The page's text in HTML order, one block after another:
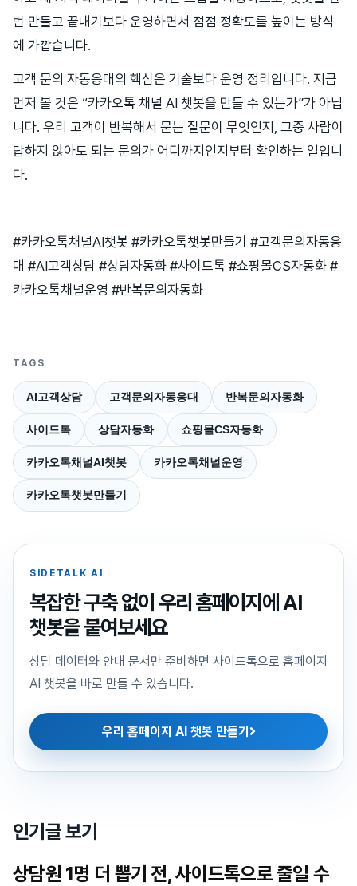
번 만들고 끝내기보다 운영하면서 점점 정확도를 높이는 방식
에 가깝습니다.
고객 문의 자동응대의 핵심은 기술보다 운영 정리입니다. 지금
먼저 볼 것은 “카카오톡 채널 AI 챗봇을 만들 수 있는가”가 아닙
니다. 우리 고객이 반복해서 묻는 질문이 무엇인지, 그중 사람이
답하지 않아도 되는 문의가 어디까지인지부터 확인하는 일입니
다.
#카카오톡채널AI챗봇 #카카오톡챗봇만들기 #고객문의자동응
대 #AI고객상담 #상담자동화 #사이드톡 #쇼핑몰CS자동화 #
카카오톡채널운영 #반복문의자동화
TAGS
AI고객상담 고객문의자동응대 반복문의자동화
사이드톡 상담자동화 쇼핑몰CS자동화
카카오톡채널AI챗봇 카카오톡채널운영
카카오톡챗봇만들기
SIDETALK AI
복잡한 구축 없이 우리 홈페이지에 AI
챗봇을 붙여보세요
상담 데이터와 안내 문서만 준비하면 사이드톡으로 홈페이지
AI 챗봇을 바로 만들 수 있습니다.
우리 홈페이지 AI 챗봇 만들기
인기글 보기
상담원 1명 더 뽑기 전, 사이드톡으로 줄일 수